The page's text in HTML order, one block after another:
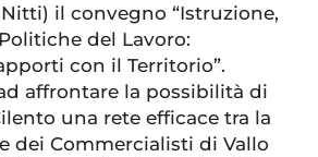
il convegno “Istruzione,
del Lavoro:
con il Territorio”.
affrontare la possibilità di
una rete efficace tra la
dei Commercialisti di Vallo